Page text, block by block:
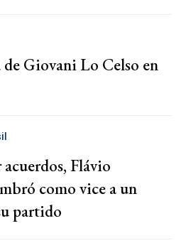
de Giovani Lo Celso en
Flávio
como vice a un
partido